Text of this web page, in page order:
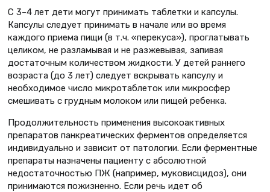
С 3–4 лет дети могут принимать таблетки и капсулы.
Капсулы следует принимать в начале или во время
каждого приема пищи (в т.ч. «перекуса»), проглатывать
целиком, не разламывая и не разжевывая, запивая
достаточным количеством жидкости. У детей раннего
возраста (до 3 лет) следует вскрывать капсулу и
необходимое число микротаблеток или микросфер
смешивать с грудным молоком или пищей ребенка.
Продолжительность применения высокоактивных
препаратов панкреатических ферментов определяется
индивидуально и зависит от патологии. Если ферментные
препараты назначены пациенту с абсолютной
недостаточностью ПЖ (например, муковисцидоз), они
принимаются пожизненно. Если речь идет об